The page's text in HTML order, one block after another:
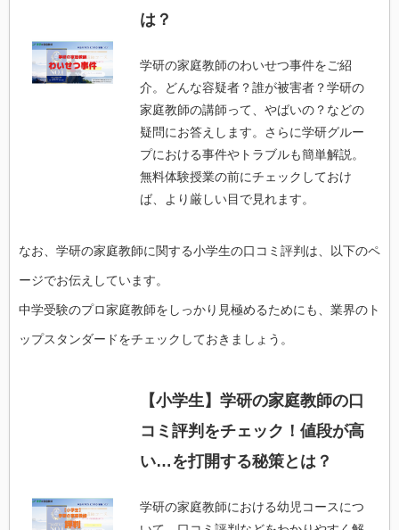
は？
学研の家庭教師のわいせつ事件をご紹
介。どんな容疑者？誰が被害者？学研の
家庭教師の講師って、やばいの？などの
疑問にお答えします。さらに学研グルー
プにおける事件やトラブルも簡単解説。
無料体験授業の前にチェックしておけ
ば、より厳しい目で見れます。
なお、学研の家庭教師に関する小学生の口コミ評判は、以下のペ
ージでお伝えしています。
中学受験のプロ家庭教師をしっかり見極めるためにも、業界のト
ップスタンダードをチェックしておきましょう。
【小学生】学研の家庭教師の口
コミ評判をチェック！値段が高
い…を打開する秘策とは？
学研の家庭教師における幼児コースにつ